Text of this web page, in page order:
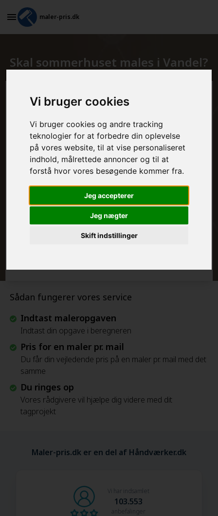
Vi bruger cookies
Vi bruger cookies og andre tracking
teknologier for at forbedre din oplevelse
på vores website, til at vise personaliseret
indhold, målrettede annoncer og til at
forstå hvor vores besøgende kommer fra.
Jeg accepterer
Jeg nægter
Skift indstillinger
maler-pris.dk
Skal sommerhuset males i Vandel?
Sådan fungerer vores service
Indtast maleropgaven
Indtast din opgave i beregneren
Pris for en maler pr. mail
Du får din vejledende pris på en maler pr. mail med det
samme
Du ringes op
Vores rådgivere vil hjælpe dig videre med dit
tagprojekt
Beregn prisen her
MALEROPGAVER - INDVENDIGT:
MALEROPGAVER - UDVENDIGT:
FRAFLYTNINGSPAKKE:
Maler-pris.dk er en del af Håndværker.dk
Vi har indsamlet
103.553
anbefalinger